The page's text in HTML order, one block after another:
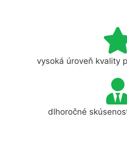
vysoká úroveň kvality
dlhoročné